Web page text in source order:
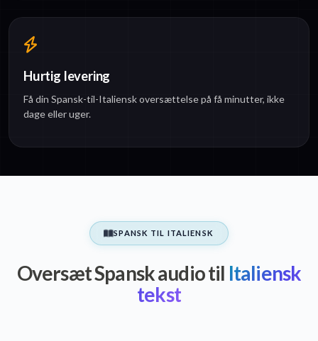
Hurtig levering
Få din Spansk-til-Italiensk oversættelse på få minutter, ikke
dage eller uger.
SPANSK TIL ITALIENSK
Oversæt Spansk audio til Italiensk
tekst